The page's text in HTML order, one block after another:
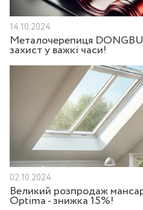
14.10.2024
Металочерепиця
захист у важкі часи!
02.10.2024
Великий розпродаж
Optima - знижка 15%!